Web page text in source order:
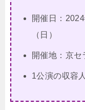
開催日：
（日）
開催地：京セ
1公演の収容